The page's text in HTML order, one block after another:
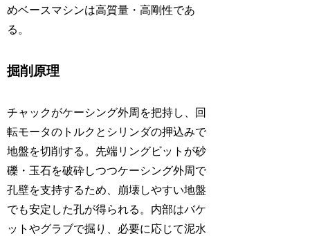
めベースマシンは高質量・高剛性であ
る。
掘削原理
チャックがケーシング外周を把持し、回
転モータのトルクとシリンダの押込みで
地盤を切削する。先端リングビットが砂
礫・玉石を破砕しつつケーシング外周で
孔壁を支持するため、崩壊しやすい地盤
でも安定した孔が得られる。内部はバケ
ットやグラブで掘り、必要に応じて泥水